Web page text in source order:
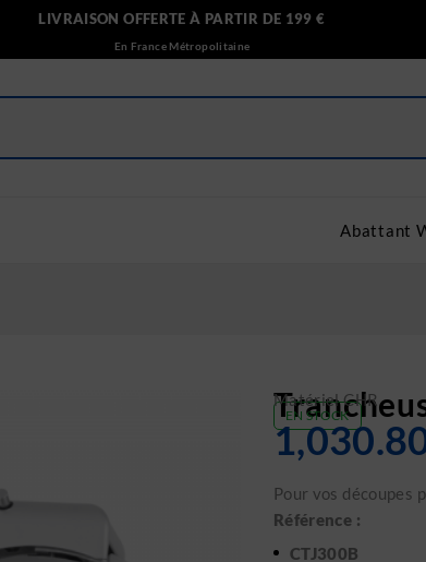
LIVRAISON OFFERTE À PARTIR DE 199 €
En France Métropolitaine
Abattant
Matériel CHR
EN STOCK
Pour vos découpes
Référence :
CTJ300B